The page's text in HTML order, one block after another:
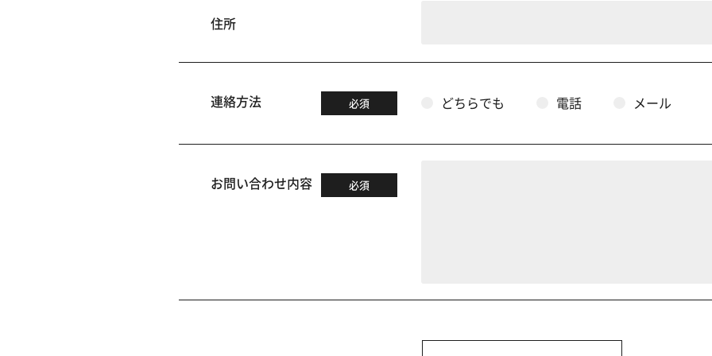
住所
連絡方法 必須 どちらでも 電話 メール
お問い合わせ内容 必須